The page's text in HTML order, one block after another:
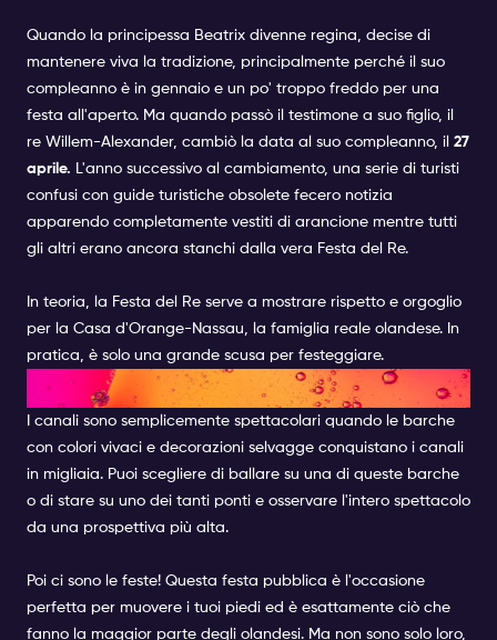
Quando la principessa Beatrix divenne regina, decise di
mantenere viva la tradizione, principalmente perché il suo
compleanno è in gennaio e un po' troppo freddo per una
festa all'aperto. Ma quando passò il testimone a suo figlio, il
re Willem-Alexander, cambiò la data al suo compleanno, il 27
aprile. L'anno successivo al cambiamento, una serie di turisti
confusi con guide turistiche obsolete fecero notizia
apparendo completamente vestiti di arancione mentre tutti
gli altri erano ancora stanchi dalla vera Festa del Re.
In teoria, la Festa del Re serve a mostrare rispetto e orgoglio
per la Casa d'Orange-Nassau, la famiglia reale olandese. In
pratica, è solo una grande scusa per festeggiare.
FACCIAMO FESTA
I canali sono semplicemente spettacolari quando le barche
con colori vivaci e decorazioni selvagge conquistano i canali
in migliaia. Puoi scegliere di ballare su una di queste barche
o di stare su uno dei tanti ponti e osservare l'intero spettacolo
da una prospettiva più alta.
Poi ci sono le feste! Questa festa pubblica è l'occasione
perfetta per muovere i tuoi piedi ed è esattamente ciò che
fanno la maggior parte degli olandesi. Ma non sono solo loro,